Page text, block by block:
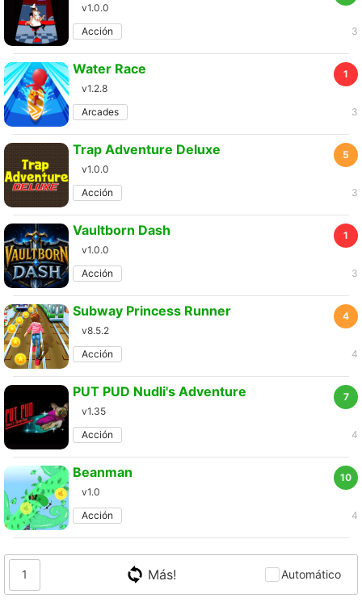
v1.0.0
Acción
3
1
Water Race
v1.2.8
Arcades
3
5
Trap Adventure Deluxe
v1.0.0
Acción
3
1
Vaultborn Dash
v1.0.0
Acción
3
4
Subway Princess Runner
v8.5.2
Acción
4
7
PUT PUD Nudli's Adventure
v1.35
Acción
4
10
Beanman
v1.0
Acción
4
1 Más! Automático